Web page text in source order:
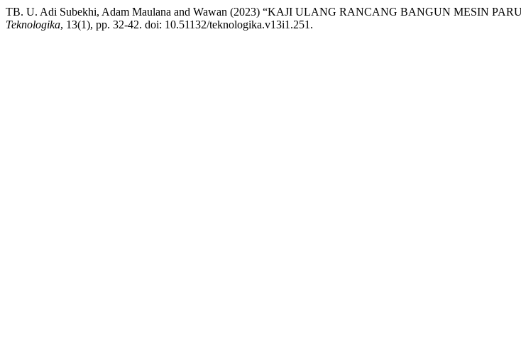
TB. U. Adi Subekhi, Adam Maulana and Wawan (2023) “KAJI ULANG RANCANG BANGUN MESIN
Teknologika, 13(1), pp. 32-42. doi: 10.51132/teknologika.v13i1.251.